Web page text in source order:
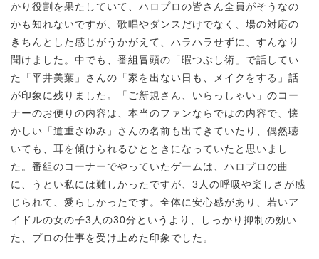
かり役割を果たしていて、ハロプロの皆さん全員がそうなの
かも知れないですが、歌唱やダンスだけでなく、場の対応の
きちんとした感じがうかがえて、ハラハラせずに、すんなり
聞けました。中でも、番組冒頭の「暇つぶし術」で話してい
た「平井美葉」さんの「家を出ない日も、メイクをする」話
が印象に残りました。「ご新規さん、いらっしゃい」のコー
ナーのお便りの内容は、本当のファンならではの内容で、懐
かしい「道重さゆみ」さんの名前も出てきていたり、偶然聴
いても、耳を傾けられるひとときになっていたと思いまし
た。番組のコーナーでやっていたゲームは、ハロプロの曲
に、うとい私には難しかったですが、3人の呼吸や楽しさが感
じられて、愛らしかったです。全体に安心感があり、若いア
イドルの女の子3人の30分というより、しっかり抑制の効い
た、プロの仕事を受け止めた印象でした。